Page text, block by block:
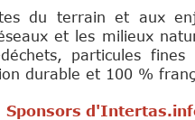
du terrain et aux
et les milieux
particules
durable et 100 %
Sponsors